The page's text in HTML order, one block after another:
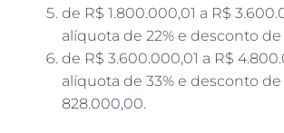
de R$ 1.800.000,01 a R$
alíquota de 22% e desconto de
de R$ 3.600.000,01 a R$
alíquota de 33% e desconto de
828.000,00.